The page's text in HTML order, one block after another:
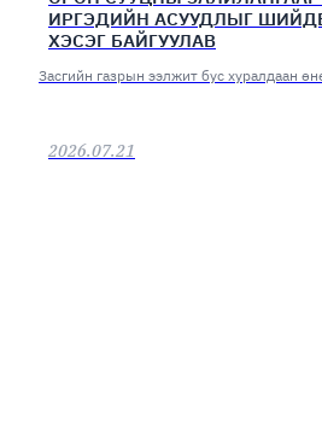
ИРГЭДИЙН АСУУДЛЫГ
ХЭСЭГ БАЙГУУЛАВ
Засгийн газрын ээлжит бус хуралдаан
2026.07.21